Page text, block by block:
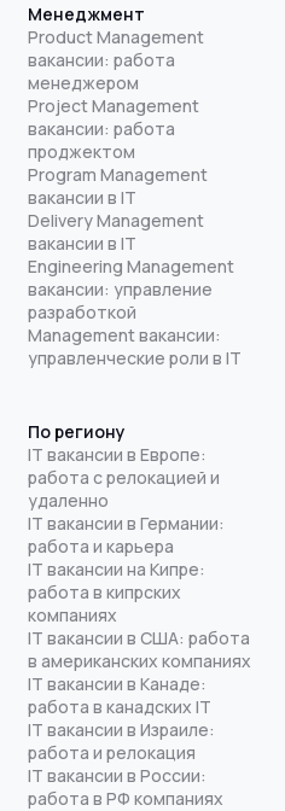
Менеджмент
Product Management
вакансии: работа
менеджером
Project Management
вакансии: работа
проджектом
Program Management
вакансии в IT
Delivery Management
вакансии в IT
Engineering Management
вакансии: управление
разработкой
Management вакансии:
управленческие роли в IT
По региону
IT вакансии в Европе:
работа с релокацией и
удаленно
IT вакансии в Германии:
работа и карьера
IT вакансии на Кипре:
работа в кипрских
компаниях
IT вакансии в США: работа
в американских компаниях
IT вакансии в Канаде:
работа в канадских IT
IT вакансии в Израиле:
работа и релокация
IT вакансии в России:
работа в РФ компаниях